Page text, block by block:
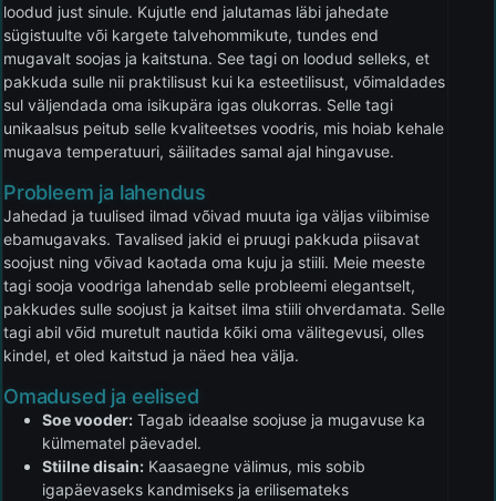
loodud just sinule. Kujutle end jalutamas läbi jahedate
sügistuulte või kargete talvehommikute, tundes end
mugavalt soojas ja kaitstuna. See tagi on loodud selleks, et
pakkuda sulle nii praktilisust kui ka esteetilisust, võimaldades
sul väljendada oma isikupära igas olukorras. Selle tagi
unikaalsus peitub selle kvaliteetses voodris, mis hoiab kehale
mugava temperatuuri, säilitades samal ajal hingavuse.
Probleem ja lahendus
Jahedad ja tuulised ilmad võivad muuta iga väljas viibimise
ebamugavaks. Tavalised jakid ei pruugi pakkuda piisavat
soojust ning võivad kaotada oma kuju ja stiili. Meie meeste
tagi sooja voodriga lahendab selle probleemi elegantselt,
pakkudes sulle soojust ja kaitset ilma stiili ohverdamata. Selle
tagi abil võid muretult nautida kõiki oma välitegevusi, olles
kindel, et oled kaitstud ja näed hea välja.
Omadused ja eelised
Soe vooder: Tagab ideaalse soojuse ja mugavuse ka
külmematel päevadel.
Stiilne disain: Kaasaegne välimus, mis sobib
igapäevaseks kandmiseks ja erilisemateks